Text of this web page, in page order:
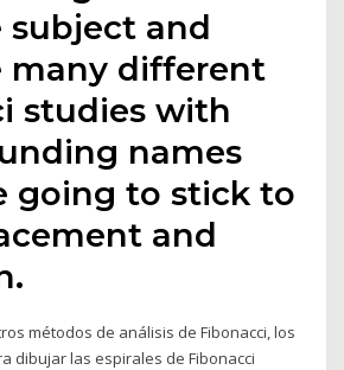
subject and
many different
studies with
names
going to stick to
and
métodos de análisis de Fibonacci, los
dibujar las espirales de Fibonacci